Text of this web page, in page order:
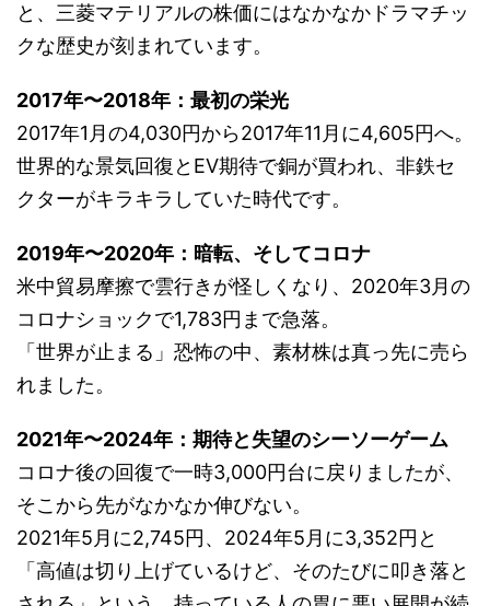
と、三菱マテリアルの株価にはなかなかドラマチッ
クな歴史が刻まれています。
2017年〜2018年：最初の栄光
2017年1月の4,030円から2017年11月に4,605円へ。
世界的な景気回復とEV期待で銅が買われ、非鉄セ
クターがキラキラしていた時代です。
2019年〜2020年：暗転、そしてコロナ
米中貿易摩擦で雲行きが怪しくなり、2020年3月の
コロナショックで1,783円まで急落。
「世界が止まる」恐怖の中、素材株は真っ先に売ら
れました。
2021年〜2024年：期待と失望のシーソーゲーム
コロナ後の回復で一時3,000円台に戻りましたが、
そこから先がなかなか伸びない。
2021年5月に2,745円、2024年5月に3,352円と
「高値は切り上げているけど、そのたびに叩き落と